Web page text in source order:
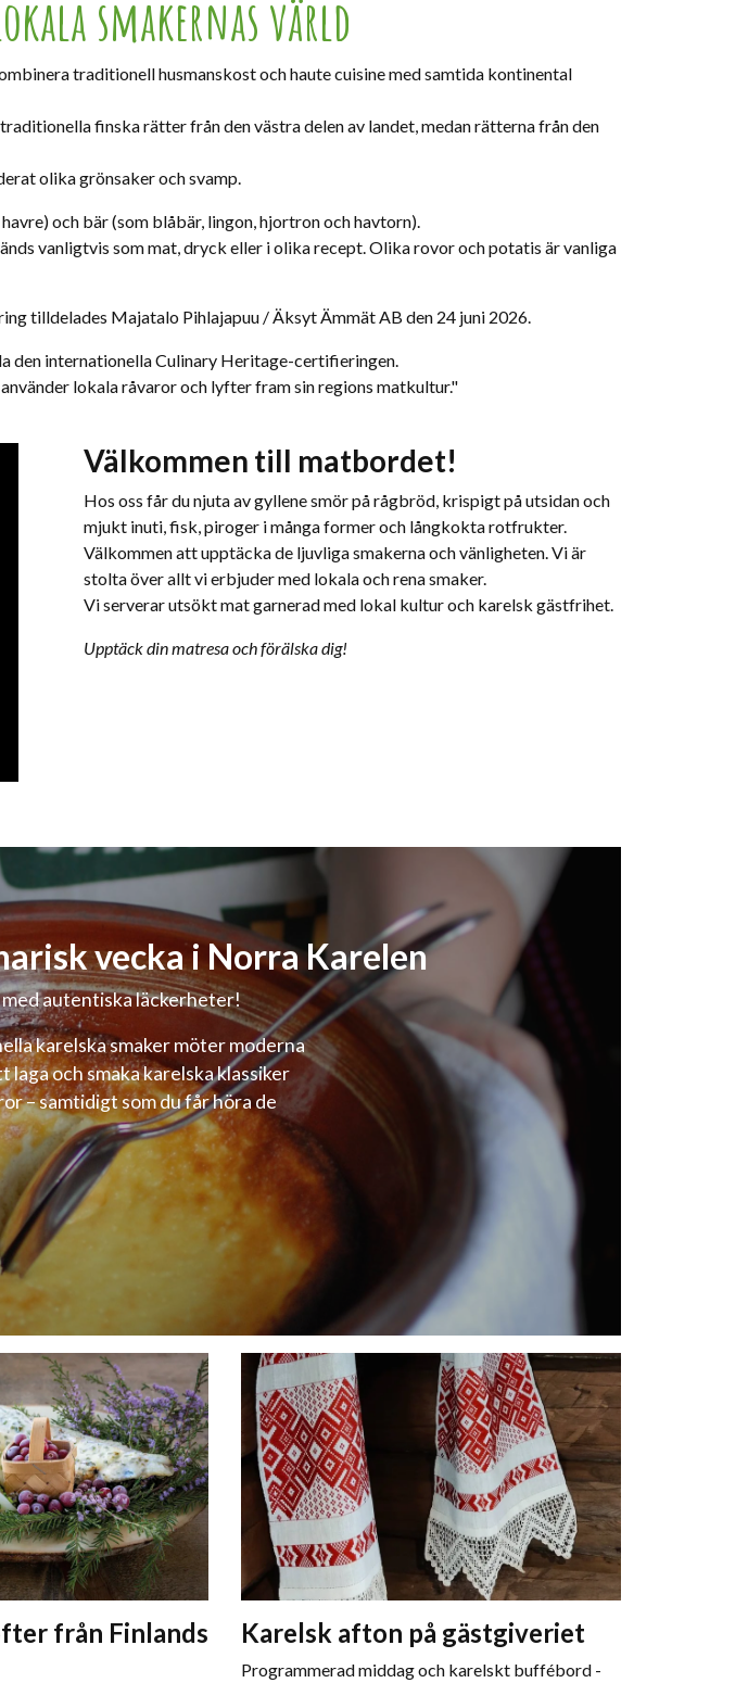
smakernas värld
traditionell husmanskost och haute cuisine med samtida kontinental
finska rätter från den västra delen av landet, medan rätterna från den
olika grönsaker och svamp.
och bär (som blåbär, lingon, hjortron och havtorn).
vanligtvis som mat, dryck eller i olika recept. Olika rovor och potatis är vanliga
tilldelades Majatalo Pihlajapuu / Äksyt Ämmät AB den 24 juni 2026.
den internationella Culinary Heritage-certifieringen.
lokala råvaror och lyfter fram sin regions matkultur."
Välkommen till matbordet!
Hos oss får du njuta av gyllene smör på rågbröd, krispigt på utsidan och
mjukt inuti, fisk, piroger i många former och långkokta rotfrukter.
Välkommen att upptäcka de ljuvliga smakerna och vänligheten. Vi är
stolta över allt vi erbjuder med lokala och rena smaker.
Vi serverar utsökt mat garnerad med lokal kultur och karelsk gästfrihet.
Upptäck din matresa och förälska dig!
vecka i Norra Karelen
autentiska läckerheter!
karelska smaker möter moderna
och smaka karelska klassiker
– samtidigt som du får höra de
från Finlands
Karelsk afton på gästgiveriet
Programmerad middag och karelskt buffébord -